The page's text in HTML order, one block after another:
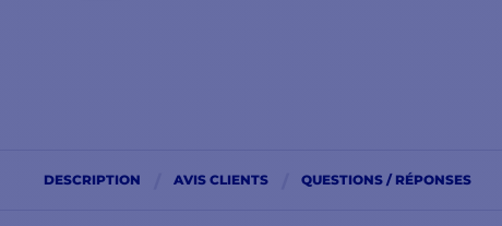
DESCRIPTION AVIS CLIENTS QUESTIONS / RÉPONSES